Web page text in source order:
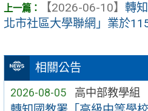
相關公告
2026-08-05 高中部教學組
【2026-06-10】 轉
北市社區大學聯網」業於